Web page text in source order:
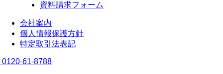
資料請求フォーム
会社案内
個人情報保護方針
特定取引法表記
0120-61-8788